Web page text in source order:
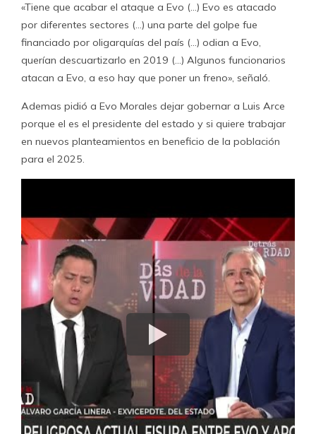
«Tiene que acabar el ataque a Evo (…) Evo es atacado
por diferentes sectores (…) una parte del golpe fue
financiado por oligarquías del país (…) odian a Evo,
querían descuartizarlo en 2019 (…) Algunos funcionarios
atacan a Evo, a eso hay que poner un freno», señaló.
Ademas pidió a Evo Morales dejar gobernar a Luis Arce
porque el es el presidente del estado y si quiere trabajar
en nuevos planteamientos en beneficio de la población
para el 2025.